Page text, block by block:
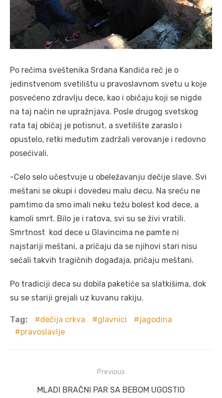
Po rečima sveštenika Srđana Kandića reč je o
jedinstvenom svetilištu u pravoslavnom svetu u koje
posvećeno zdravlju dece, kao i običaju koji se nigde
na taj način ne upražnjava. Posle drugog svetskog
rata taj običaj je potisnut, a svetilište zaraslo i
opustelo, retki međutim zadržali verovanje i redovno
posećivali.
-Celo selo učestvuje u obeležavanju dečije slave. Svi
meštani se okupi i dovedeu malu decu. Na sreću ne
pamtimo da smo imali neku težu bolest kod dece, a
kamoli smrt. Bilo je i ratova, svi su se živi vratili.
Smrtnost kod dece u Glavincima ne pamte ni
najstariji meštani, a pričaju da se njihovi stari nisu
sećali takvih tragičnih događaja, pričaju meštani.
Po tradiciji deca su dobila paketiće sa slatkišima, dok
su se stariji grejali uz kuvanu rakiju.
Tag: dečija crkva glavnici
jagodina
pravoslavlje
navigation
Previous
PreviousMLADI BRAČNI PAR SA BEBOM UGOSTIO